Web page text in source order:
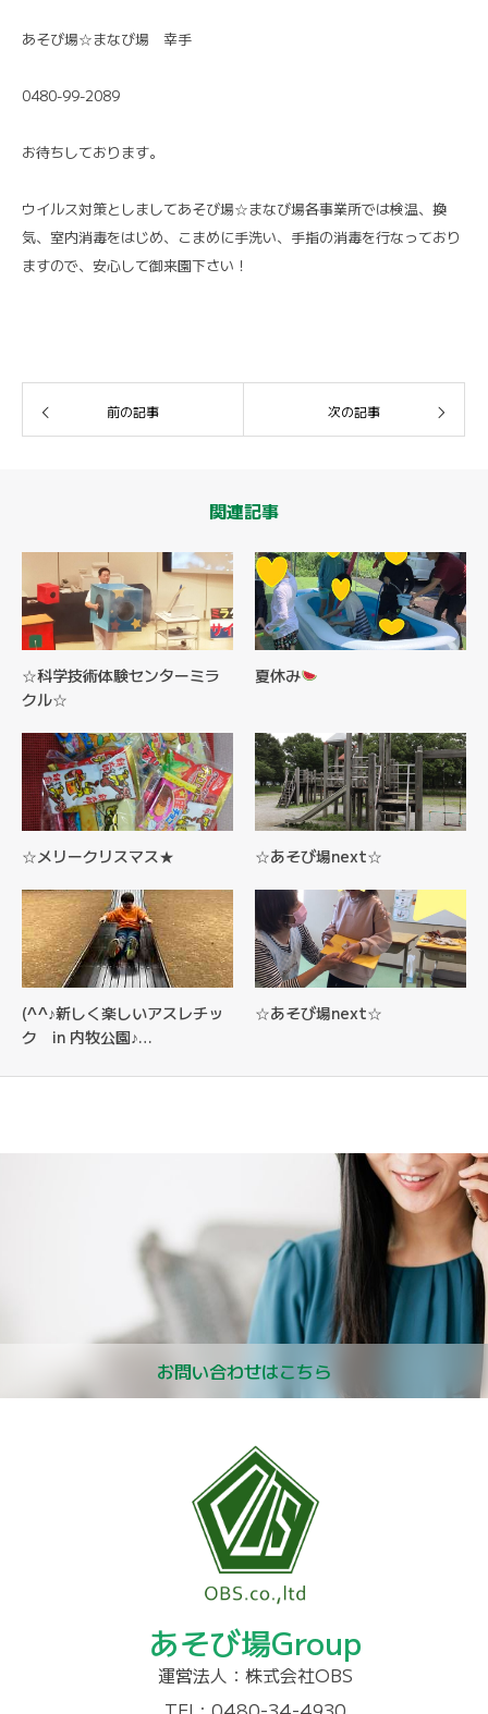
あそび場☆まなび場 幸手
0480-99-2089
お待ちしております。
ウイルス対策としましてあそび場☆まなび場各事業所では検温、換
気、室内消毒をはじめ、こまめに手洗い、手指の消毒を行なっており
ますので、安心して御来園下さい！
前の記事 次の記事
関連記事
☆科学技術体験センターミラ
クル☆
夏休み
☆メリークリスマス★ ☆あそび場next☆
(^^♪新しく楽しいアスレチッ
ク in 内牧公園♪…
☆あそび場next☆
お問い合わせはこちら
あそび場Group
運営法人：株式会社OBS